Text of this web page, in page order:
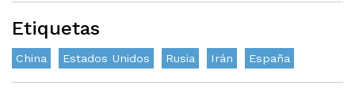
Etiquetas
China Estados Unidos Rusia Irán España